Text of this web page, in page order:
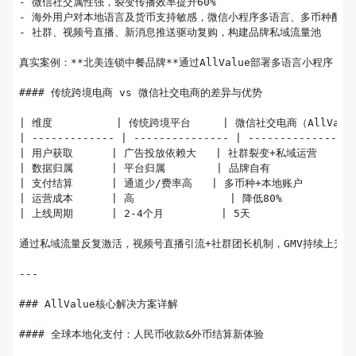
- 海外用户对本地语言及货币支持敏感，微信小程序多语言、多币种配置
- 社群、视频号直播、新消息推送驱动复购，构建品牌私域流量池
真实案例：**北美连锁中餐品牌**通过AllValue部署多语言小程序，结
#### 传统跨境电商 vs 微信社交电商的差异与优势
| 维度          | 传统跨境平台     | 微信社交电商（
| ------------- | --------------- |
| 用户获取      | 广告投放依赖大   | 社群裂变+私域运营
| 数据归属      | 平台归属        | 品牌自有
| 支付结算      | 通道少/费率高   | 多币种+本地账户
| 运营成本      | 高               | 降低80%
| 上线周期      | 2-4个月         | 5天
通过私域流量反复激活，视频号直播引流+社群团长机制，GMV持续
---
### AllValue核心解决方案详解
#### 全球本地化支付：人民币收款&外币结算新体验